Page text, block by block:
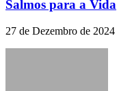
Salmos para a Vida
27 de Dezembro de 2024